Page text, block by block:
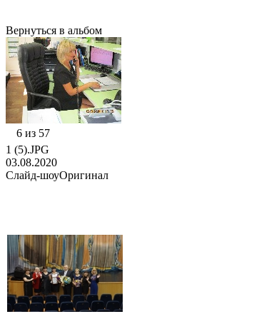
Вернуться в альбом
6 из 57
1 (5).JPG
03.08.2020
Слайд-шоуОригинал